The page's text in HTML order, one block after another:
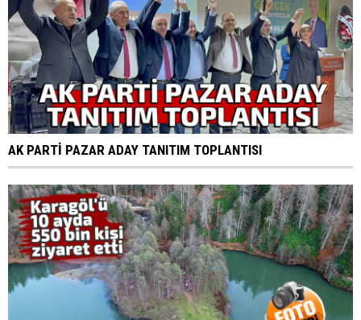
AK PARTİ PAZAR ADAY TANITIM TOPLANTISI